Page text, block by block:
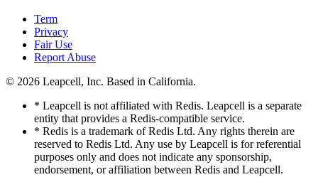
Term
Privacy
Fair Use
Report Abuse
© 2026 Leapcell, Inc. Based in California.
* Leapcell is not affiliated with Redis. Leapcell is a separate
entity that provides a Redis-compatible service.
* Redis is a trademark of Redis Ltd. Any rights therein are
reserved to Redis Ltd. Any use by Leapcell is for referential
purposes only and does not indicate any sponsorship,
endorsement, or affiliation between Redis and Leapcell.